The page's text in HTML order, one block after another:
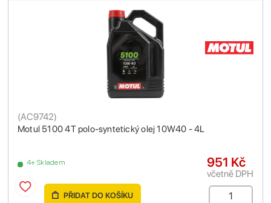
Motul 5100 4T polo-syntetický olej 10W40 - 4L
(AC9742)
4+ Skladem 951 Kč
včetně DPH
PŘIDAT DO KOŠÍKU